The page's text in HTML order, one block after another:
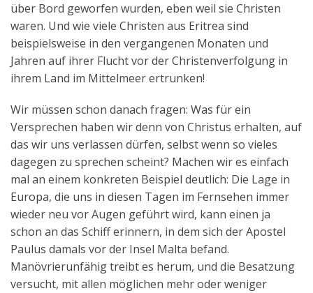
über Bord geworfen wurden, eben weil sie Christen
waren. Und wie viele Christen aus Eritrea sind
beispielsweise in den vergangenen Monaten und
Jahren auf ihrer Flucht vor der Christenverfolgung in
ihrem Land im Mittelmeer ertrunken!
Wir müssen schon danach fragen: Was für ein
Versprechen haben wir denn von Christus erhalten, auf
das wir uns verlassen dürfen, selbst wenn so vieles
dagegen zu sprechen scheint? Machen wir es einfach
mal an einem konkreten Beispiel deutlich: Die Lage in
Europa, die uns in diesen Tagen im Fernsehen immer
wieder neu vor Augen geführt wird, kann einen ja
schon an das Schiff erinnern, in dem sich der Apostel
Paulus damals vor der Insel Malta befand.
Manövrierunfähig treibt es herum, und die Besatzung
versucht, mit allen möglichen mehr oder weniger